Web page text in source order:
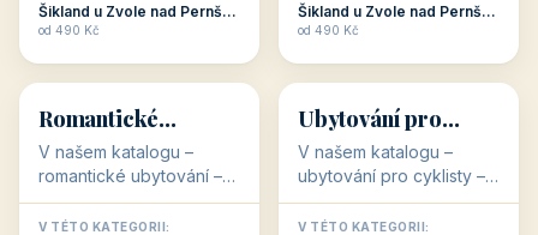
Šikland u Zvole nad Pernštejnem
od 490 Kč
Šikland u Zvole nad Pernštejnem
od 490 Kč
💕
💕
Romantické
ubytování
V našem katalogu –
romantické ubytování –
jsou pro Vás připraveny
objekty, které svojí
V TÉTO KATEGORII:
🚴
🚴
32 objektů
Ubytování pro
cyklisty
V našem katalogu –
ubytování pro cyklisty –
jsou pro Vás připraveny
objekty, které jsou na
V TÉTO KATEGORII: